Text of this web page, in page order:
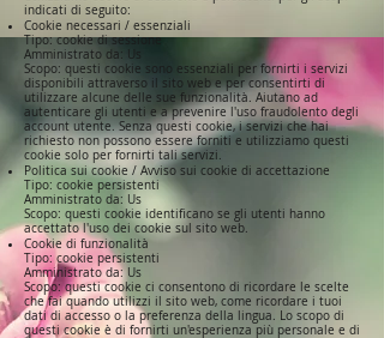
indicati di seguito:
Cookie necessari / essenziali
Tipo: cookie di sessione
Amministrato da: Us
Scopo: questi cookie sono essenziali per fornirti i servizi
disponibili attraverso il sito web e per consentirti di
utilizzare alcune delle sue funzionalità. Aiutano ad
autenticare gli utenti e a prevenire l'uso fraudolento degli
account utente. Senza questi cookie, i servizi che hai
richiesto non possono essere forniti e utilizziamo questi
cookie solo per fornirti tali servizi.
Politica sui cookie / Avviso sui cookie di accettazione
Tipo: cookie persistenti
Amministrato da: Us
Scopo: questi cookie identificano se gli utenti hanno
accettato l'uso dei cookie sul sito web.
Cookie di funzionalità
Tipo: cookie persistenti
Amministrato da: Us
Scopo: questi cookie ci consentono di ricordare le scelte
che fai quando utilizzi il sito web, come ricordare i tuoi
dati di accesso o la preferenza della lingua. Lo scopo di
questi cookie è di fornirti un'esperienza più personale e di